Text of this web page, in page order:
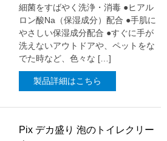
細菌をすばやく洗浄・消毒 ●ヒアル
ロン酸Na（保湿成分）配合 ●手肌に
やさしい保湿成分配合 ●すぐに手が
洗えないアウトドアや、ペットをな
でた時など、色々な […]
製品詳細はこちら
Pix デカ盛り 泡のトイレクリー